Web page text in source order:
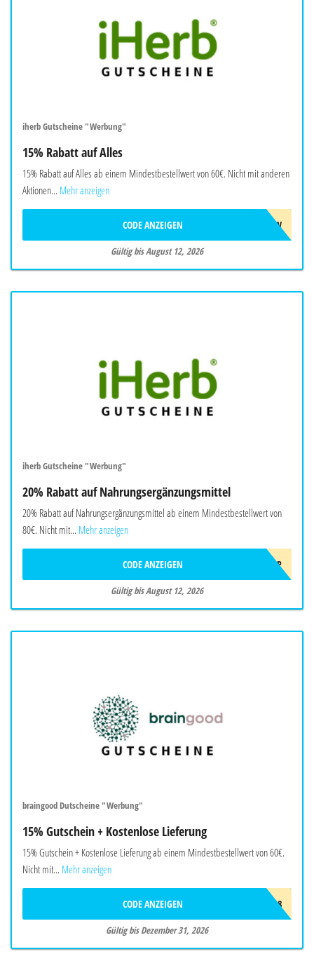
iherb Gutscheine "Werbung"
15% Rabatt auf Alles
15% Rabatt auf Alles ab einem Mindestbestellwert von 60€. Nicht mit anderen
Aktionen... Mehr anzeigen
AUG26SW
CODE ANZEIGEN
Gültig bis August 12, 2026
iherb Gutscheine "Werbung"
20% Rabatt auf Nahrungsergänzungsmittel
20% Rabatt auf Nahrungsergänzungsmittel ab einem Mindestbestellwert von
80€. Nicht mit... Mehr anzeigen
AUG26EUSUPP
CODE ANZEIGEN
Gültig bis August 12, 2026
braingood Dutscheine "Werbung"
15% Gutschein + Kostenlose Lieferung
15% Gutschein + Kostenlose Lieferung ab einem Mindestbestellwert von 60€.
Nicht mit... Mehr anzeigen
BRAW718
CODE ANZEIGEN
Gültig bis Dezember 31, 2026